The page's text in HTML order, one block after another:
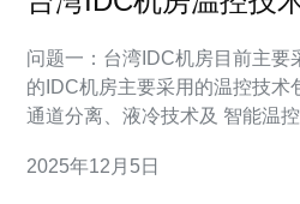
问题一：台湾IDC机房目前主要
的IDC机房主要采用的温控技术
通道分离、液冷技术及 智能温
免因过热导致的故障。 问题二：在节能方面，台湾IDC机
2025年12月5日